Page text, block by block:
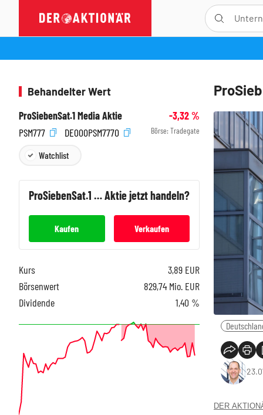
DER
Behandelter Wert
ProSiebenSat.1 Media Aktie
-3,32%
PSM777
DE000PSM7770 Börse: Tradegate
Watchlist
ProSiebenSat.1 MediaAktie jetzt handeln?
Kaufen Verkaufen
Kurs 3,89 EUR
Börsenwert
829,74 Mio. EUR
Dividende
1,40 %